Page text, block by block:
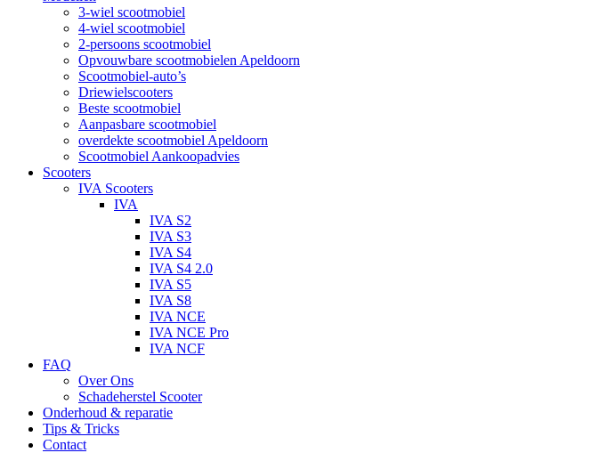
3-wiel scootmobiel
4-wiel scootmobiel
2-persoons scootmobiel
Opvouwbare scootmobielen Apeldoorn
Scootmobiel-auto’s
Driewielscooters
Beste scootmobiel
Aanpasbare scootmobiel
overdekte scootmobiel Apeldoorn
Scootmobiel Aankoopadvies
Scooters
IVA Scooters
IVA
IVA S2
IVA S3
IVA S4
IVA S4 2.0
IVA S5
IVA S8
IVA NCE
IVA NCE Pro
IVA NCF
FAQ
Over Ons
Schadeherstel Scooter
Onderhoud & reparatie
Tips & Tricks
Contact